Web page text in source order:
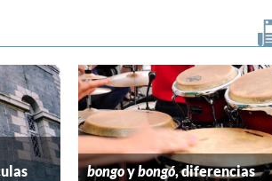
bongoybongó, diferencias